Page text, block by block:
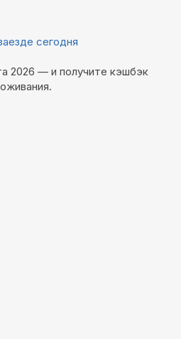
сегодня
2026 — и получите кэшбэк